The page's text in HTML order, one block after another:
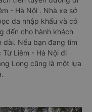
- Hà Nội . Nhà xe sở
da nhập khẩu và có
đến cho hành khách
dài. Nếu bạn đang tìm
Liêm - Hà Nội đi
Long cũng là một lựa